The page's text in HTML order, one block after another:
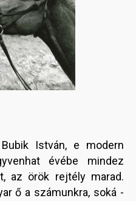
István, e modern
évébe mindez
az örök rejtély marad.
ő a számunkra, soká -